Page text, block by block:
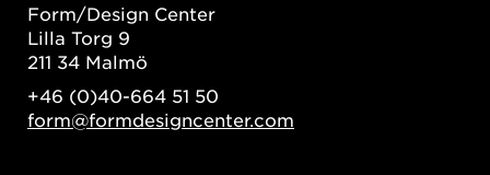
Form/Design Center
Lilla Torg 9
211 34 Malmö
+46 (0)40-664 51 50
form@formdesigncenter.com